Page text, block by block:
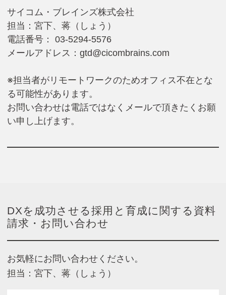
サイコム・ブレインズ株式会社
担当：宮下、蒋（しょう）
電話番号： 03-5294-5576
メールアドレス： gtd@cicombrains.com
※担当者がリモートワークのためオフィス不在とな
る可能性があります。
お問い合わせは電話ではなくメールで頂きたくお願
い申し上げます。
DXを成功させる採用と育成に関する資料
請求・お問い合わせ
お気軽にお問い合わせください。
担当：宮下、蒋（しょう）